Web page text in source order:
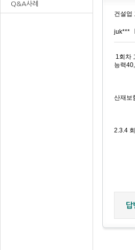
Q&A사례
건설업
juk***
1회차
능력
산재보
2.3.4
답